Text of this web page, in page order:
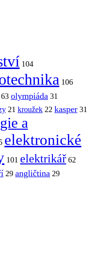
104
106
63 olympiáda 31
21 kroužek 22 kasper 31
a
elektronické
101 elektrikář 62
29 angličtina 29